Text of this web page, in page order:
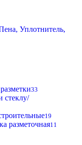
Уплотнитель,
33
стеклу/
19
разметочная11